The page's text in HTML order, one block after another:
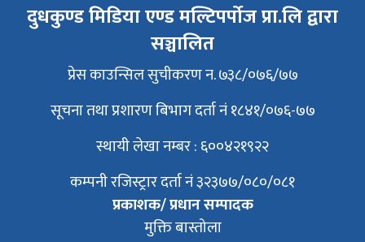
दुधकुण्ड मिडिया एण्ड मल्टिपर्पोज प्रा.लि द्वारा
सञ्चालित
प्रेस काउन्सिल सुचीकरण न. ७३८/०७६/७७
सूचना तथा प्रशारण बिभाग दर्ता नं १८४१/०७६-७७
स्थायी लेखा नम्बर : ६००४२१९२२
कम्पनी रजिस्ट्रार दर्ता नं ३२३७७/०८०/०८१
प्रकाशक/ प्रधान सम्पादक
मुक्ति बास्तोला